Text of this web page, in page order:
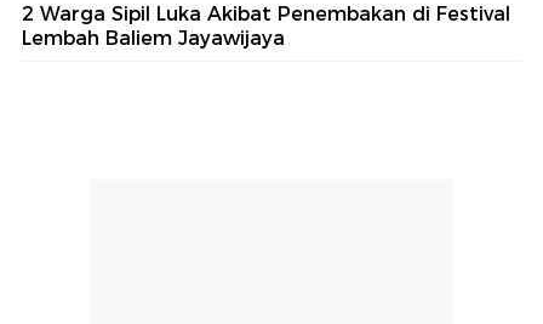
2 Warga Sipil Luka Akibat Penembakan di Festival
Lembah Baliem Jayawijaya